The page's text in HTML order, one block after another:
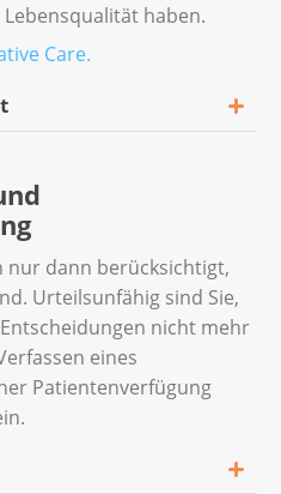
haben.
Care.
und
mit
Onko-Spitex, auf
im Spital, in einem
und
palliativen
nur dann berücksichtigt,
Urteilsunfähig sind Sie,
nicht mehr
eines
Patientenverfügung